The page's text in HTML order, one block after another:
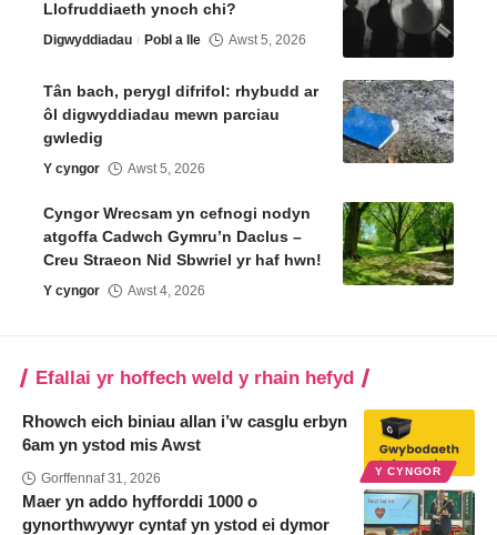
Llofruddiaeth ynoch chi?
Digwyddiadau Pobl a lle Awst 5, 2026
Tân bach, perygl difrifol: rhybudd ar
ôl digwyddiadau mewn parciau
gwledig
Y cyngor Awst 5, 2026
Cyngor Wrecsam yn cefnogi nodyn
atgoffa Cadwch Gymru’n Daclus –
Creu Straeon Nid Sbwriel yr haf hwn!
Y cyngor Awst 4, 2026
Efallai yr hoffech weld y rhain hefyd
Y CYNGOR
Rhowch eich biniau allan i’w casglu erbyn
6am yn ystod mis Awst
Gorffennaf 31, 2026
Maer yn addo hyfforddi 1000 o
gynorthwywyr cyntaf yn ystod ei dymor